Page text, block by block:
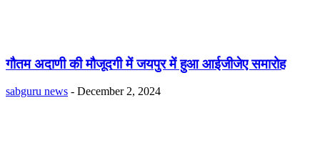
गौतम अदाणी की मौजूदगी में जयपुर में हुआ आईजीजेए समारोह
sabguru news - December 2, 2024